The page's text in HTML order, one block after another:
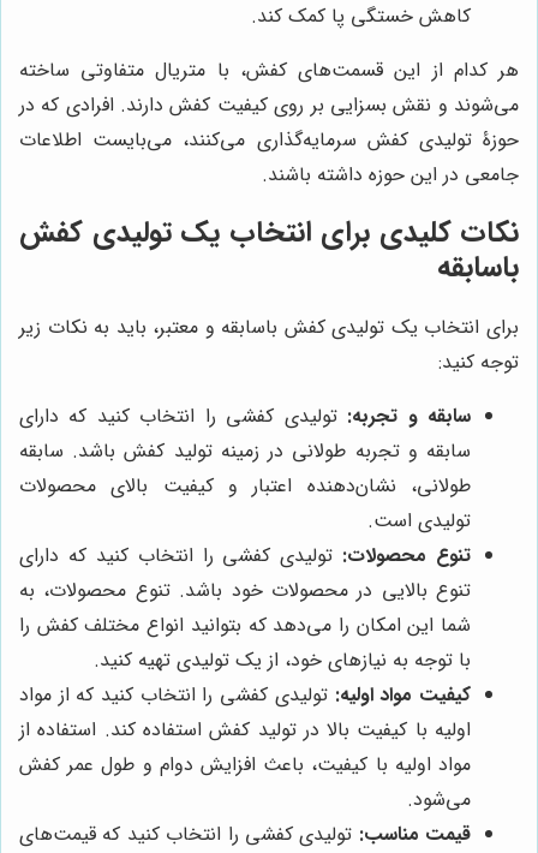
کاهش خستگی پا کمک کند.
هر کدام از این قسمت‌های کفش، با متریال متفاوتی ساخته
می‌شوند و نقش بسزایی بر روی کیفیت کفش دارند. افرادی که در
حوزۀ تولیدی کفش سرمایه‌گذاری می‌کنند، می‌بایست اطلاعات
جامعی در این حوزه داشته باشند.
نکات کلیدی برای انتخاب یک تولیدی کفش
باسابقه
برای انتخاب یک تولیدی کفش باسابقه و معتبر، باید به نکات زیر
توجه کنید:
سابقه و تجربه: تولیدی کفشی را انتخاب کنید که دارای
سابقه و تجربه طولانی در زمینه تولید کفش باشد. سابقه
طولانی، نشان‌دهنده اعتبار و کیفیت بالای محصولات
تولیدی است.
تنوع محصولات: تولیدی کفشی را انتخاب کنید که دارای
تنوع بالایی در محصولات خود باشد. تنوع محصولات، به
شما این امکان را می‌دهد که بتوانید انواع مختلف کفش را
با توجه به نیازهای خود، از یک تولیدی تهیه کنید.
کیفیت مواد اولیه: تولیدی کفشی را انتخاب کنید که از مواد
اولیه با کیفیت بالا در تولید کفش استفاده کند. استفاده از
مواد اولیه با کیفیت، باعث افزایش دوام و طول عمر کفش
می‌شود.
قیمت مناسب: تولیدی کفشی را انتخاب کنید که قیمت‌های